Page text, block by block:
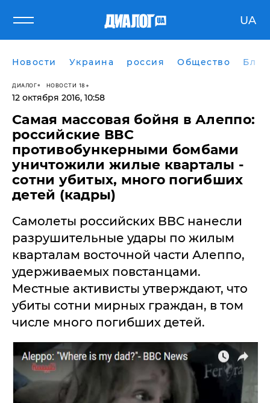
UA
Новости Украина россия Общество
ДИАЛОГ НОВОСТИ 18+
12 октября 2016, 10:58
Самая массовая бойня в Алеппо:
российские ВВС
противобункерными бомбами
уничтожили жилые кварталы -
сотни убитых, много погибших
детей (кадры)
Самолеты российских ВВС нанесли
разрушительные удары по жилым
кварталам восточной части Алеппо,
удерживаемых повстанцами.
Местные активисты утверждают, что
убиты сотни мирных граждан, в том
числе много погибших детей.